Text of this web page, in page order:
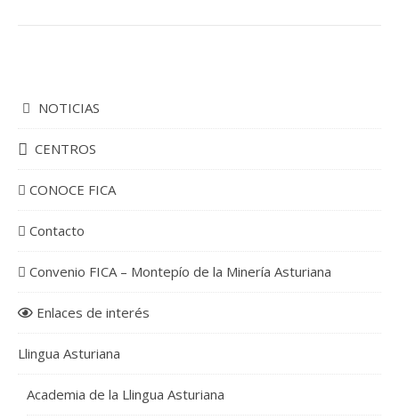
NOTICIAS
CENTROS
CONOCE FICA
Contacto
Convenio FICA – Montepío de la Minería Asturiana
Enlaces de interés
Llingua Asturiana
Academia de la Llingua Asturiana